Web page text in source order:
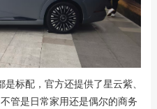
标配，官方还提供了星云紫、
管是日常家用还是偶尔的商务